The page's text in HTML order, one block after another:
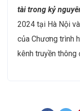
tài trong kỷ
2024 tại Hà Nội
của Chương trình
kênh truyền thông